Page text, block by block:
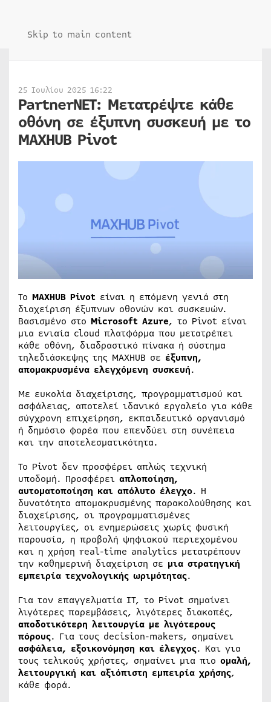
Skip to main content
25 Ιουλίου 2025 16:22
PartnerNET: Μετατρέψτε κάθε
οθόνη σε έξυπνη συσκευή με το
MAXHUB Pivot
Το MAXHUB Pivot είναι η επόμενη γενιά στη
διαχείριση έξυπνων οθονών και συσκευών.
Βασισμένο στο Microsoft Azure, το Pivot είναι
μια ενιαία cloud πλατφόρμα που μετατρέπει
κάθε οθόνη, διαδραστικό πίνακα ή σύστημα
τηλεδιάσκεψης της MAXHUB σε έξυπνη,
απομακρυσμένα ελεγχόμενη συσκευή.
Με ευκολία διαχείρισης, προγραμματισμού και
ασφάλειας, αποτελεί ιδανικό εργαλείο για κάθε
σύγχρονη επιχείρηση, εκπαιδευτικό οργανισμό
ή δημόσιο φορέα που επενδύει στη συνέπεια
και την αποτελεσματικότητα.
Το Pivot δεν προσφέρει απλώς τεχνική
υποδομή. Προσφέρει απλοποίηση,
αυτοματοποίηση και απόλυτο έλεγχο. Η
δυνατότητα απομακρυσμένης παρακολούθησης και
διαχείρισης, οι προγραμματισμένες
λειτουργίες, οι ενημερώσεις χωρίς φυσική
παρουσία, η προβολή ψηφιακού περιεχομένου
και η χρήση real-time analytics μετατρέπουν
την καθημερινή διαχείριση σε μια στρατηγική
εμπειρία τεχνολογικής ωριμότητας.
Για τον επαγγελματία IT, το Pivot σημαίνει
λιγότερες παρεμβάσεις, λιγότερες διακοπές,
αποδοτικότερη λειτουργία με λιγότερους
πόρους. Για τους decision-makers, σημαίνει
ασφάλεια, εξοικονόμηση και έλεγχος. Και για
τους τελικούς χρήστες, σημαίνει μια πιο ομαλή,
λειτουργική και αξιόπιστη εμπειρία χρήσης,
κάθε φορά.